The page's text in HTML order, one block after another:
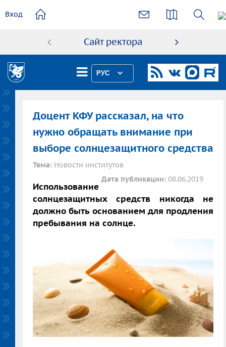
содержанию
Вход
Сайт ректора
РУС
Доцент КФУ рассказал, на что
нужно обращать внимание при
выборе солнцезащитного средства
Тема: Новости институтов
Дата публикации: 08.06.2019
Использование
солнцезащитных средств никогда не
должно быть основанием для продления
пребывания на солнце.